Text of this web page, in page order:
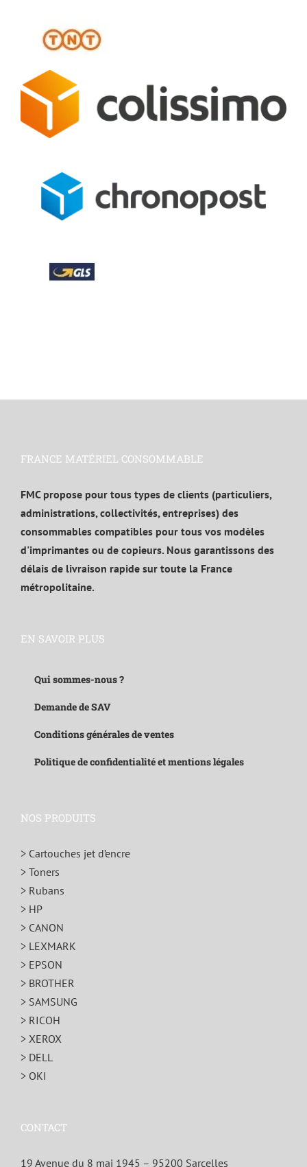
FRANCE MATÉRIEL CONSOMMABLE
FMC propose pour tous types de clients (particuliers,
administrations, collectivités, entreprises) des
consommables compatibles pour tous vos modèles
d'imprimantes ou de copieurs. Nous garantissons des
délais de livraison rapide sur toute la France
métropolitaine.
EN SAVOIR PLUS
Qui sommes-nous ?
Demande de SAV
Conditions générales de ventes
Politique de confidentialité et mentions légales
NOS PRODUITS
> Cartouches jet d’encre
> Toners
> Rubans
> HP
> CANON
> LEXMARK
> EPSON
> BROTHER
> SAMSUNG
> RICOH
> XEROX
> DELL
> OKI
CONTACT
19 Avenue du 8 mai 1945 – 95200 Sarcelles